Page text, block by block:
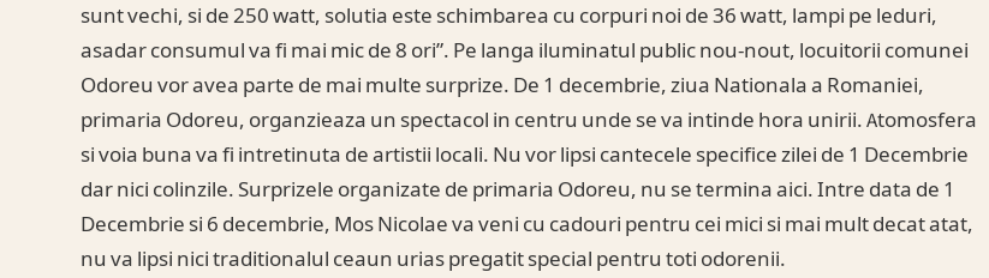
sunt vechi, si de 250 watt, solutia este schimbarea cu corpuri noi de 36 watt, lampi pe leduri,
asadar consumul va fi mai mic de 8 ori”. Pe langa iluminatul public nou-nout, locuitorii comunei
Odoreu vor avea parte de mai multe surprize. De 1 decembrie, ziua Nationala a Romaniei,
primaria Odoreu, organzieaza un spectacol in centru unde se va intinde hora unirii. Atomosfera
si voia buna va fi intretinuta de artistii locali. Nu vor lipsi cantecele specifice zilei de 1 Decembrie
dar nici colinzile. Surprizele organizate de primaria Odoreu, nu se termina aici. Intre data de 1
Decembrie si 6 decembrie, Mos Nicolae va veni cu cadouri pentru cei mici si mai mult decat atat,
nu va lipsi nici traditionalul ceaun urias pregatit special pentru toti odorenii.